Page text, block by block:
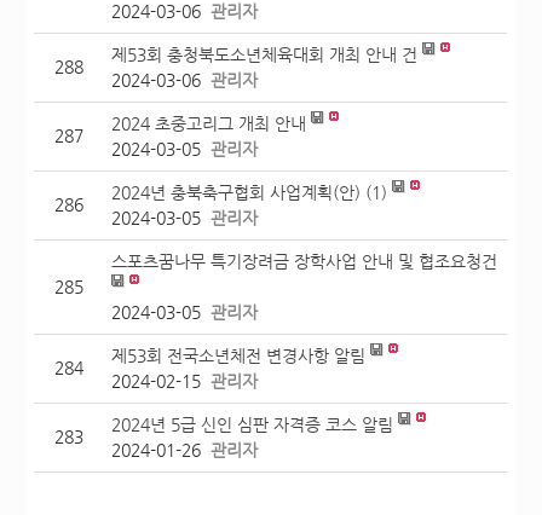
2024-03-06관리자
288
제53회 충청북도소년체육대회 개최 안내 건
2024-03-06관리자
287
2024 초중고리그 개최 안내
2024-03-05관리자
286
2024년 충북축구협회 사업계획(안) (1)
2024-03-05관리자
285
스포츠꿈나무 특기장려금 장학사업 안내 및 협조요청건
2024-03-05관리자
284
제53회 전국소년체전 변경사항 알림
2024-02-15관리자
283
2024년 5급 신인 심판 자격증 코스 알림
2024-01-26관리자